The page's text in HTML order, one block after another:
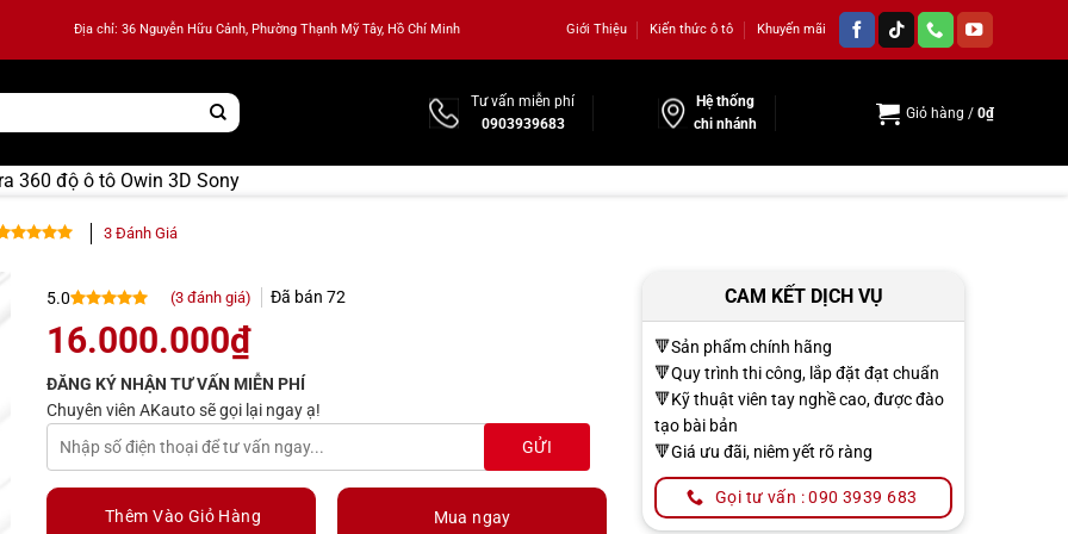
Địa chỉ: 36 Nguyễn Hữu Cảnh, Phường Thạnh Mỹ Tây, Hồ Chí Minh Giới Thiệu Kiến thức ô tô Khuyến mãi
Tư vấn miễn phí
0903939683
Hệ thống
chi nhánh
Giỏ hàng / 0₫
360 độ ô tô Owin 3D Sony
đánh giá
3Đánh Giá
5.0
5.0
trên 5
dựa trên
3
(3đánh giá) Đã bán 72
16.000.000₫
ĐĂNG KÝ NHẬN TƯ VẤN MIỄN PHÍ
Chuyên viên AKauto sẽ gọi lại ngay ạ!
Thêm Vào Giỏ Hàng Mua ngay
CAM KẾT DỊCH VỤ
🔻Sản phẩm chính hãng
🔻Quy trình thi công, lắp đặt đạt chuẩn
🔻Kỹ thuật viên tay nghề cao, được đào
tạo bài bản
🔻Giá ưu đãi, niêm yết rõ ràng
Gọi tư vấn : 090 3939 683